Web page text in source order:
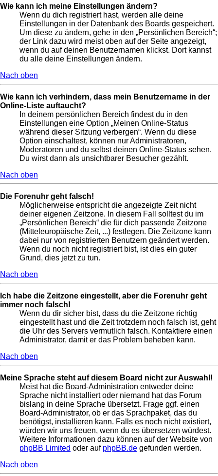
Wie kann ich meine Einstellungen ändern?
Wenn du dich registriert hast, werden alle deine
Einstellungen in der Datenbank des Boards gespeichert.
Um diese zu ändern, gehe in den „Persönlichen Bereich“;
der Link dazu wird meist oben auf der Seite angezeigt,
wenn du auf deinen Benutzernamen klickst. Dort kannst
du alle deine Einstellungen ändern.
Nach oben
Wie kann ich verhindern, dass mein Benutzername in der
Online-Liste auftaucht?
In deinem persönlichen Bereich findest du in den
Einstellungen eine Option „Meinen Online-Status
während dieser Sitzung verbergen“. Wenn du diese
Option einschaltest, können nur Administratoren,
Moderatoren und du selbst deinen Online-Status sehen.
Du wirst dann als unsichtbarer Besucher gezählt.
Nach oben
Die Forenuhr geht falsch!
Möglicherweise entspricht die angezeigte Zeit nicht
deiner eigenen Zeitzone. In diesem Fall solltest du im
„Persönlichen Bereich“ die für dich passende Zeitzone
(Mitteleuropäische Zeit, ...) festlegen. Die Zeitzone kann
dabei nur von registrierten Benutzern geändert werden.
Wenn du noch nicht registriert bist, ist dies ein guter
Grund, dies jetzt zu tun.
Nach oben
Ich habe die Zeitzone eingestellt, aber die Forenuhr geht
immer noch falsch!
Wenn du dir sicher bist, dass du die Zeitzone richtig
eingestellt hast und die Zeit trotzdem noch falsch ist, geht
die Uhr des Servers vermutlich falsch. Kontaktiere einen
Administrator, damit er das Problem beheben kann.
Nach oben
Meine Sprache steht auf diesem Board nicht zur Auswahl!
Meist hat die Board-Administration entweder deine
Sprache nicht installiert oder niemand hat das Forum
bislang in deine Sprache übersetzt. Frage ggf. einen
Board-Administrator, ob er das Sprachpaket, das du
benötigst, installieren kann. Falls es noch nicht existiert,
würden wir uns freuen, wenn du es übersetzen würdest.
Weitere Informationen dazu können auf der Website von
phpBB Limited oder auf phpBB.de gefunden werden.
Nach oben